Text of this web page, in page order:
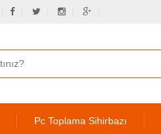
Pc Toplama Sihirbazı